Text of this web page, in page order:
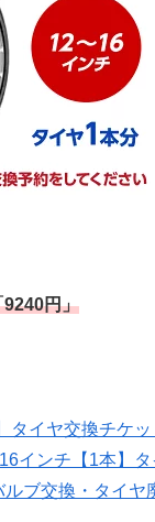
9240円」
タイヤ交換チケ
インチ【1本】
ブ交換・タイヤ